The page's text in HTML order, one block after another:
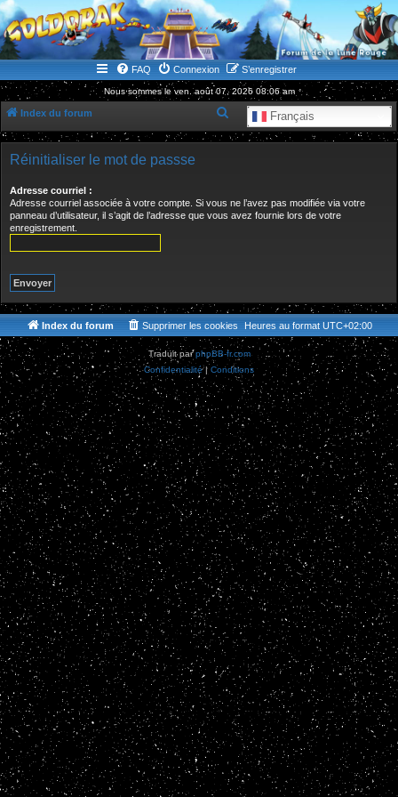
WWW.GOLDORAKGO.COM
le site de la Lune Rouge
FAQ Connexion S’enregistrer
Nous sommes le ven. août 07, 2026 08:06 am
Index du forum Français
e
r
r
Réinitialiser le mot de passse
Adresse courriel :
Adresse courriel associée à votre compte. Si vous ne l’avez pas modifiée via votre
panneau d’utilisateur, il s’agit de l’adresse que vous avez fournie lors de votre
enregistrement.
Index du forum Heures au format UTC+02:00
Supprimer les cookies
Traduit parphpBB-fr.com
Confidentialité| Conditions